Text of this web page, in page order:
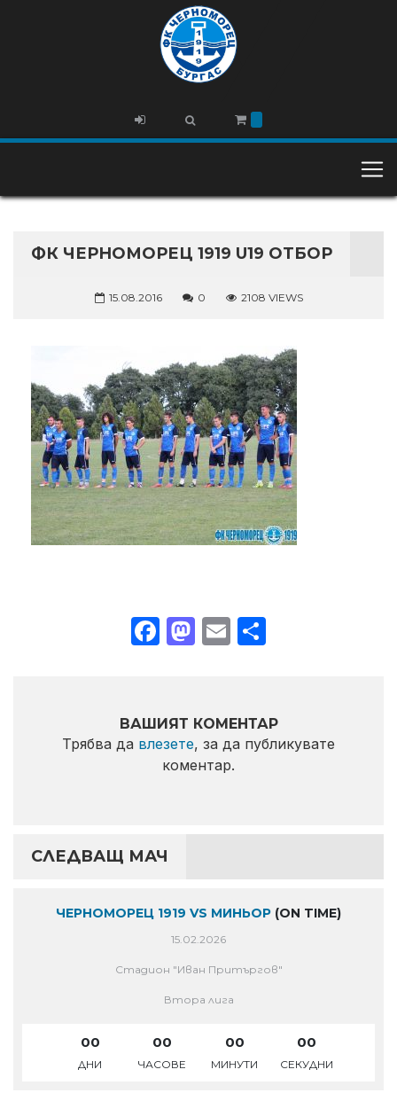
ФК ЧЕРНОМОРЕЦ 1919 U19 ОТБОР
15.08.2016 0 2108 VIEWS
Facebook
Mastodon
Email
ВАШИЯТ КОМЕНТАР
Трябва да влезете, за да публикувате
коментар.
СЛЕДВАЩ МАЧ
ЧЕРНОМОРЕЦ 1919 VS МИНЬОР (ON TIME)
15.02.2026
Стадион "Иван Притъргов"
Втора лига
00
ДНИ
00
ЧАСОВЕ
00
МИНУТИ
00
СЕКУДНИ